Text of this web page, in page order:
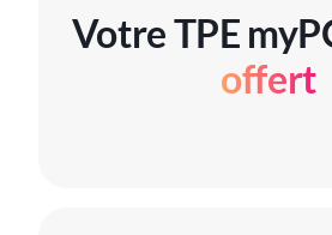
Votre TPE
offert